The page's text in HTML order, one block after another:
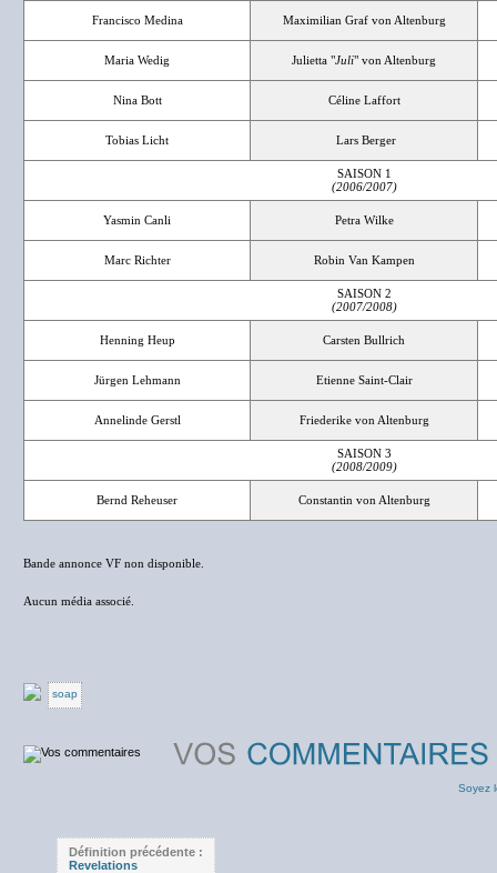
Francisco Medina Maximilian Graf von Altenburg
Maria Wedig Julietta "Juli" von Altenburg
Nina Bott Céline Laffort
Tobias Licht Lars Berger
SAISON 1
(2006/2007)
Yasmin Canli Petra Wilke
Marc Richter Robin Van Kampen
SAISON 2
(2007/2008)
Henning Heup Carsten Bullrich
Jürgen Lehmann Etienne Saint-Clair
Annelinde Gerstl Friederike von Altenburg
SAISON 3
(2008/2009)
Bernd Reheuser Constantin von Altenburg
Bande annonce VF non disponible.
Aucun média associé.
soap
Soyez
Définition précédente :
Revelations